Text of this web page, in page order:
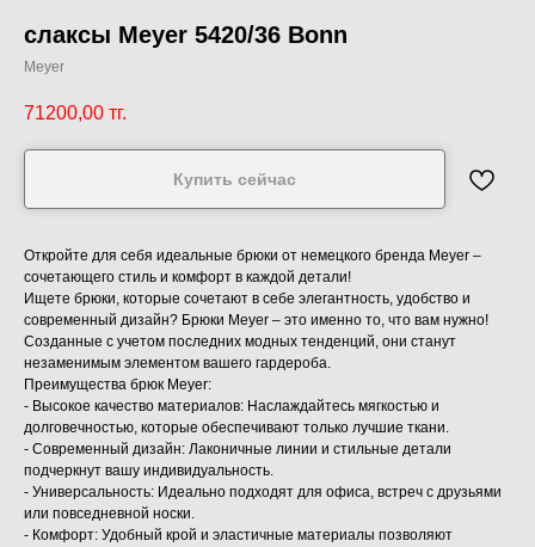
слаксы Meyer 5420/36 Bonn
Meyer
71200,00 тг.
Купить сейчас
Откройте для себя идеальные брюки от немецкого бренда Meyer –
сочетающего стиль и комфорт в каждой детали!
Ищете брюки, которые сочетают в себе элегантность, удобство и
современный дизайн? Брюки Meyer – это именно то, что вам нужно!
Созданные с учетом последних модных тенденций, они станут
незаменимым элементом вашего гардероба.
Преимущества брюк Meyer:
- Высокое качество материалов: Наслаждайтесь мягкостью и
долговечностью, которые обеспечивают только лучшие ткани.
- Современный дизайн: Лаконичные линии и стильные детали
подчеркнут вашу индивидуальность.
- Универсальность: Идеально подходят для офиса, встреч с друзьями
или повседневной носки.
- Комфорт: Удобный крой и эластичные материалы позволяют